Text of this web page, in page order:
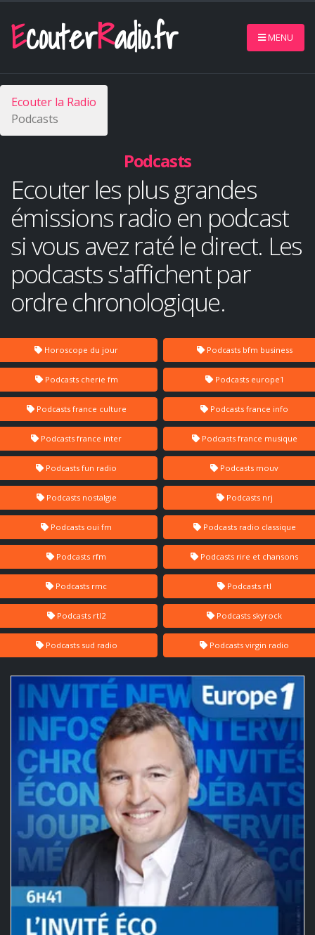
EcouterRadio.fr MENU
Ecouter la Radio
Podcasts
Podcasts
Ecouter les plus grandes
émissions radio en podcast
si vous avez raté le direct. Les
podcasts s'affichent par
ordre chronologique.
Horoscope du jour Podcasts bfm business
Podcasts cherie fm Podcasts europe1
Podcasts france culture Podcasts france info
Podcasts france inter Podcasts france musique
Podcasts fun radio Podcasts mouv
Podcasts nostalgie Podcasts nrj
Podcasts oui fm Podcasts radio classique
Podcasts rfm Podcasts rire et chansons
Podcasts rmc Podcasts rtl
Podcasts rtl2 Podcasts skyrock
Podcasts sud radio Podcasts virgin radio